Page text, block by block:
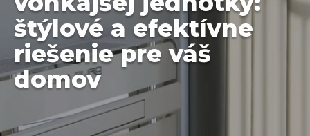
štýlové a efektívne
riešenie pre váš
domov